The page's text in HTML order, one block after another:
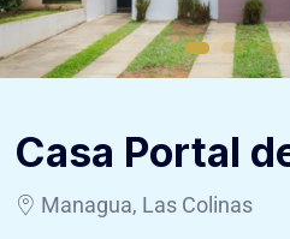
Casa Portal
Managua, Las Colinas